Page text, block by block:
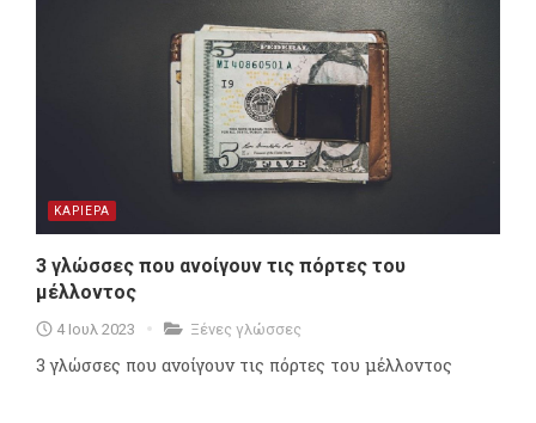
ΚΑΡΙΕΡΑ
3 γλώσσες που ανοίγουν τις πόρτες του
μέλλοντος
4 Ιουλ 2023 Ξένες γλώσσες
3 γλώσσες που ανοίγουν τις πόρτες του μέλλοντος